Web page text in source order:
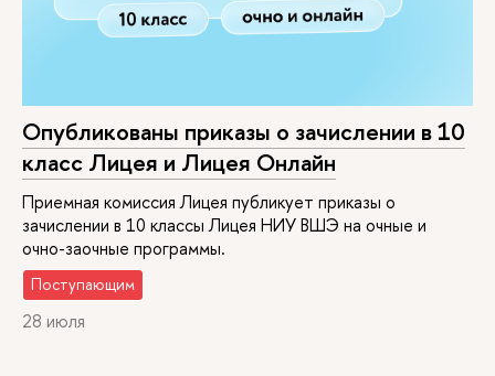
Опубликованы приказы о зачислении в 10
класс Лицея и Лицея Онлайн
Приемная комиссия Лицея публикует приказы о
зачислении в 10 классы Лицея НИУ ВШЭ на очные и
очно-заочные программы.
Поступающим
28 июля